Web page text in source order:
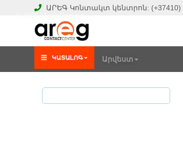
ԱՐԵԳ Կոնտակտ կենտրոն: (+37410)
Արվեստ